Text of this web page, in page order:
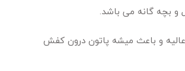
و بچه گانه می باشد.
و باعث میشه پاتون درون کفش